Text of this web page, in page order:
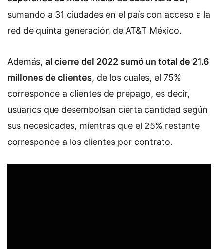
sumando a 31 ciudades en el país con acceso a la
red de quinta generación de AT&T México.
Además, al cierre del 2022 sumó un total de 21.6
millones de clientes, de los cuales, el 75%
corresponde a clientes de prepago, es decir,
usuarios que desembolsan cierta cantidad según
sus necesidades, mientras que el 25% restante
corresponde a los clientes por contrato.